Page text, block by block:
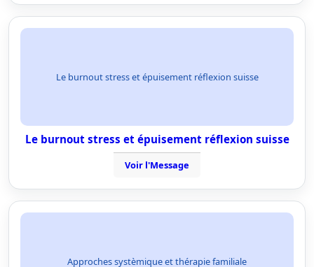
Le burnout stress et épuisement réflexion suisse
Le burnout stress et épuisement réflexion suisse
Voir l'Message
Approches systèmique et thérapie familiale